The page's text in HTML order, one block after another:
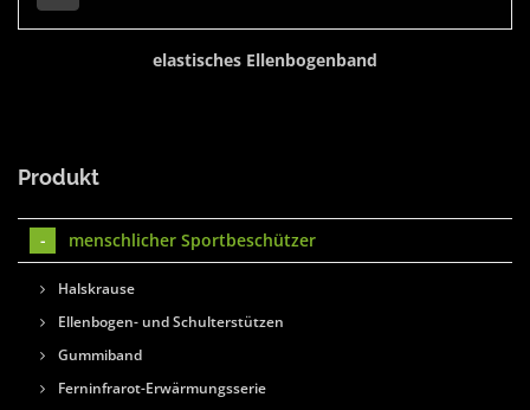
elastisches Ellenbogenband
Produkt
menschlicher Sportbeschützer
Halskrause
Ellenbogen- und Schulterstützen
Gummiband
Ferninfrarot-Erwärmungsserie